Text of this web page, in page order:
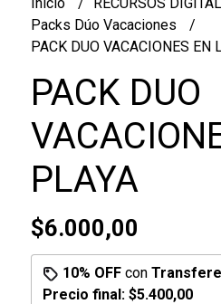
Packs Dúo Vacaciones
PACK DUO VACACIONES EN
PACK DUO
PLAYA
$6.000,00
10% OFFcon
Precio final: $5.400,00